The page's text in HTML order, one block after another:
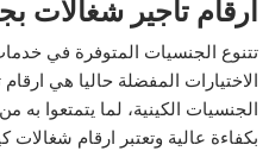
ارقام تاجير شغالات
تتنوع الجنسيات المتوفرة في
الاختيارات المفضلة حاليا هي
الجنسيات الكينية، لما يتمتعوا به
بكفاءة عالية وتعتبر ارقام شغالات